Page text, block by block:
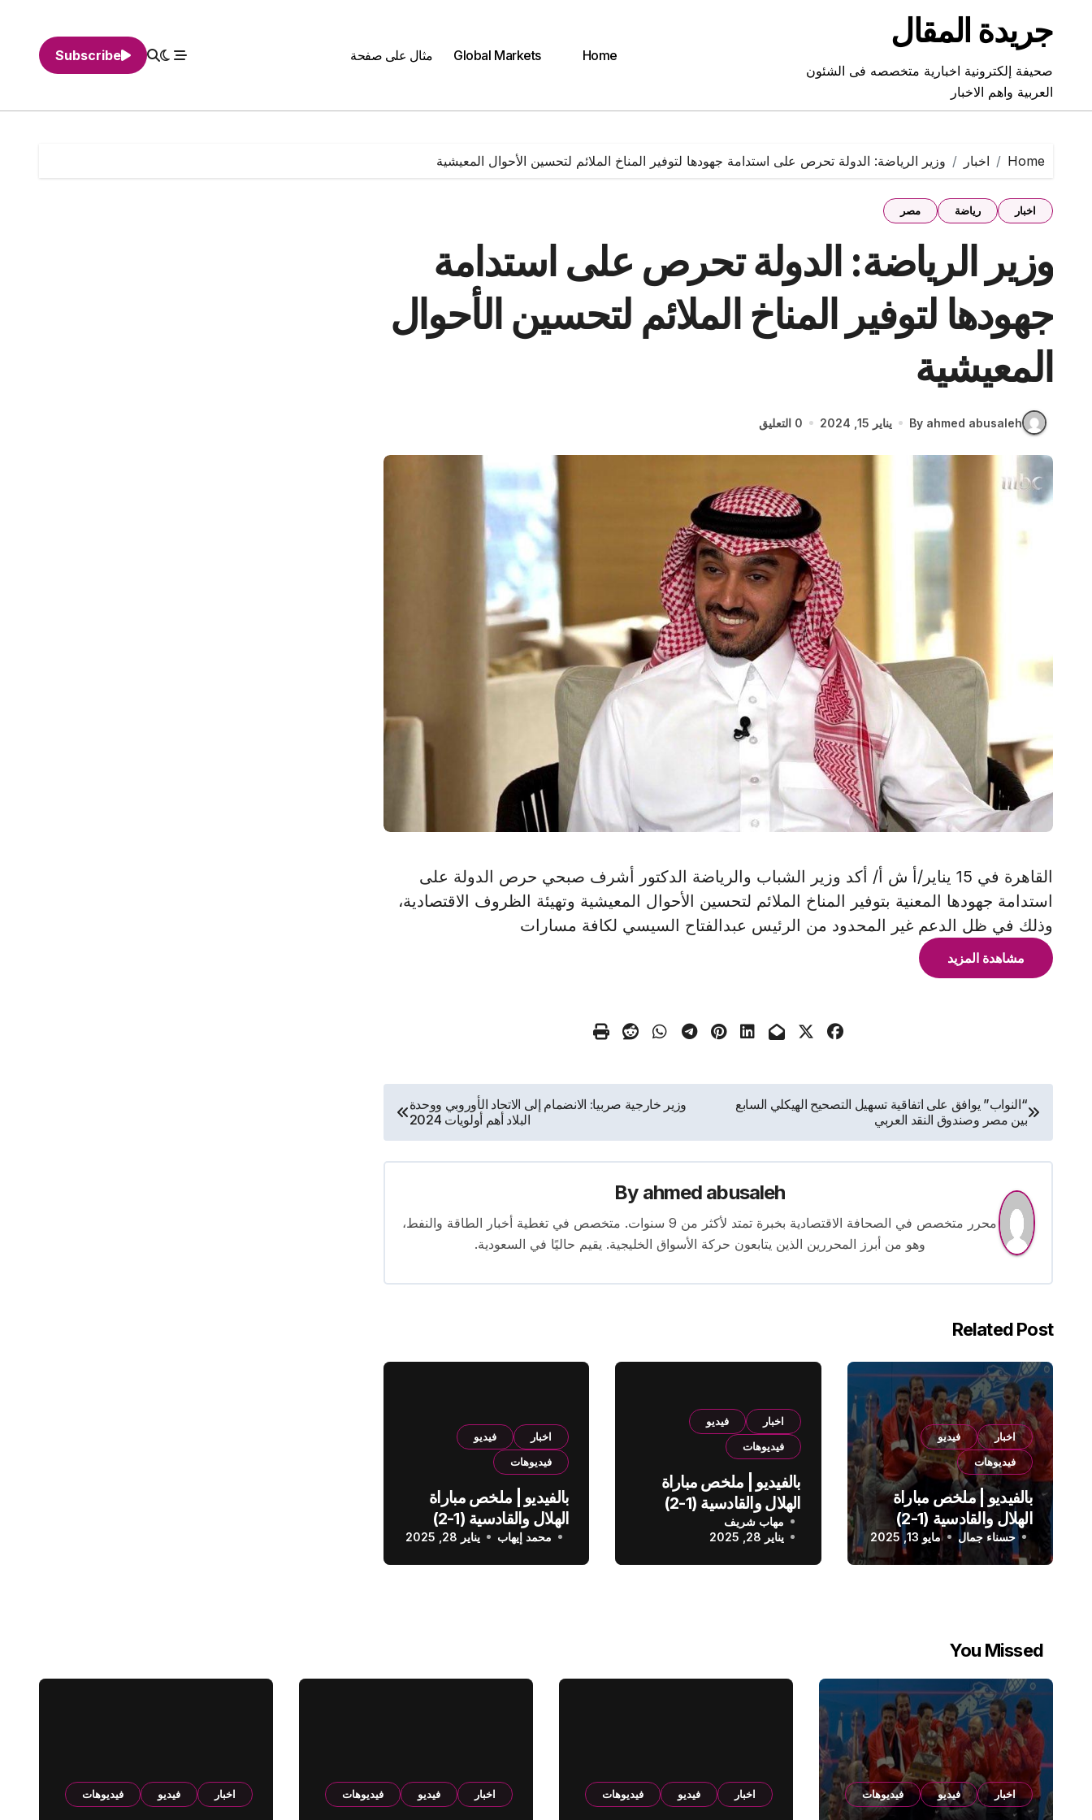
contentجريدة المقال
صحيفة إلكترونية اخبارية متخصصه فى الشئون
العربية واهم الاخبار
Home
Global Markets مثال على صفحة Subscribe
Home اخبار وزير الرياضة: الدولة تحرص على استدامة جهودها لتوفير المناخ الملائم لتحسين الأحوال المعيشية
اخبار رياضة مصر
وزير الرياضة: الدولة تحرص على استدامة
جهودها لتوفير المناخ الملائم لتحسين الأحوال
المعيشية
By ahmed abusaleh يناير 15, 2024 0 التعليق
القاهرة في 15 يناير/أ ش أ/ أكد وزير الشباب والرياضة الدكتور أشرف صبحي حرص الدولة على
استدامة جهودها المعنية بتوفير المناخ الملائم لتحسين الأحوال المعيشية وتهيئة الظروف الاقتصادية،
وذلك في ظل الدعم غير المحدود من الرئيس عبدالفتاح السيسي لكافة مسارات
مشاهدة المزيد
تصفّح
المقالات
“النواب” يوافق على اتفاقية تسهيل التصحيح الهيكلي السابع
بين مصر وصندوق النقد العربي
وزير خارجية صربيا: الانضمام إلى الاتحاد الأوروبي ووحدة
البلاد أهم أولويات 2024
By ahmed abusaleh
محرر متخصص في الصحافة الاقتصادية بخبرة تمتد لأكثر من 9 سنوات. متخصص في تغطية أخبار الطاقة والنفط،
وهو من أبرز المحررين الذين يتابعون حركة الأسواق الخليجية. يقيم حاليًا في السعودية.
Related Post
اخبار
فيديو
فيديوهات
بالفيديو | ملخص مباراة
الهلال والقادسية (1-2)
الدوري السعودي
حسناء جمال مايو 13, 2025
اخبار
فيديو
فيديوهات
بالفيديو | ملخص مباراة
الهلال والقادسية (1-2)
الدوري السعودي
مهاب شريف
يناير 28, 2025
اخبار
فيديو
فيديوهات
بالفيديو | ملخص مباراة
الهلال والقادسية (1-2)
الدوري السعودي
محمد إيهاب يناير 28, 2025
You Missed
اخبار فيديو فيديوهات اخبار فيديو فيديوهات اخبار فيديو فيديوهات اخبار فيديو فيديوهات